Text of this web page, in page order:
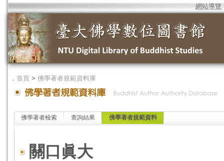
網站導覽
． 首頁 > 佛學著者規範資料庫
佛學著者檢索 查詢結果 佛學著者規範資料
關口眞大